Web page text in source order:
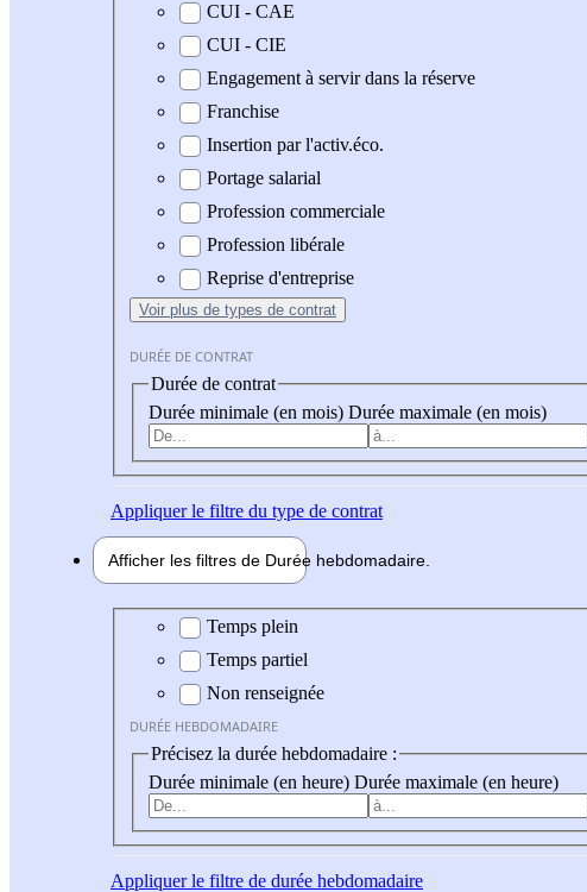
CUI - CAE
CUI - CIE
Engagement à servir dans la réserve
Franchise
Insertion par l'activ.éco.
Portage salarial
Profession commerciale
Profession libérale
Reprise d'entreprise
Voir plus de types de contrat
DURÉE DE CONTRAT
Durée de contrat
Durée minimale (en mois) Durée maximale (en mois)
Appliquerle filtre du type de contrat
Afficher les filtres de Durée hebdomadaire
Durée hebdomadaire
Temps plein
Temps partiel
Non renseignée
DURÉE HEBDOMADAIRE
Précisez la durée hebdomadaire :
Durée minimale (en heure) Durée maximale (en heure)
Appliquerle filtre de durée hebdomadaire